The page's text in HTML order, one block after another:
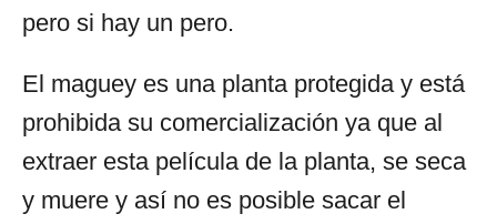
pero si hay un pero.
El maguey es una planta protegida y está
prohibida su comercialización ya que al
extraer esta película de la planta, se seca
y muere y así no es posible sacar el